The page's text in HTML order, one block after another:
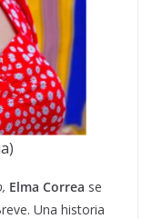
Elma Correa se
Una historia